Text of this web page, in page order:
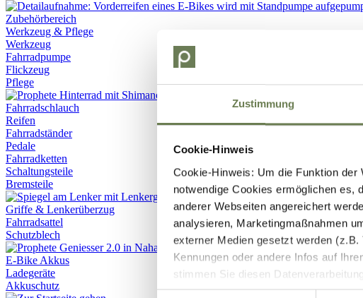
Zustimmung
Cookie-Hinweis
Cookie-Hinweis: Um die Funktion
notwendige Cookies ermöglichen es,
anderer Webseiten angereichert
analysieren, Marketingmaßnahmen
externer Medien gesetzt werden
Kennungen oder andere Infos auf
stimmen Sie diesen
Zustimmung umfasst zeitlich
Werkzeug & Pflege
Werkzeug
Fahrradpumpe
Flickzeug
Pflege
Fahrradschlauch
Reifen
Fahrradständer
Pedale
Fahrradketten
Schaltungsteile
Bremsteile
Griffe & Lenkerüberzug
Fahrradsattel
Schutzblech
E-Bike Akkus
Ladegeräte
Akkuschutz